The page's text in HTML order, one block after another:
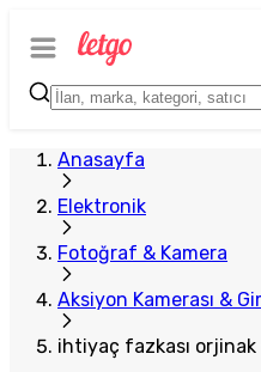
Anasayfa
Elektronik
Fotoğraf & Kamera
Aksiyon Kamerası &
ihtiyaç fazkası